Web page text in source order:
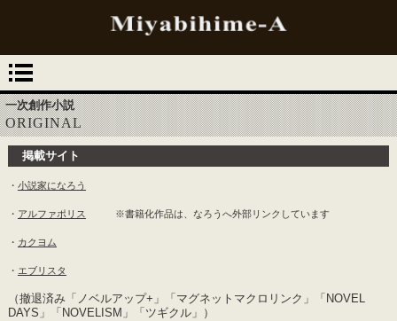
一次創作小説
ORIGINAL
掲載サイト
・ 小説家になろう
・ アルファポリス ※書籍化作品は、なろうへ外部リンクしています
・ カクヨム
・ エブリスタ
（撤退済み「ノベルアップ+」「マグネットマクロリンク」「NOVEL
DAYS」「NOVELISM」「ツギクル」）